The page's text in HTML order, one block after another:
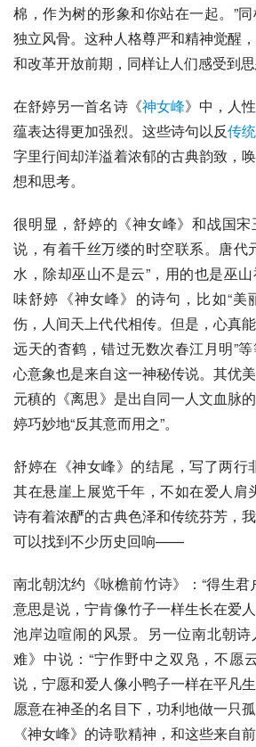
棉 ，作为树的形象和你站在一起。”
独立风骨。这种人格尊严和精神觉醒
和改革开放前期，同样让人们感受到思
在舒婷另一首名诗《神女峰》中，人
蕴表达得更加强烈。这些诗句以反传统
字里行间却洋溢着浓郁的古典韵致，
想和思考。
很明显，舒婷的《神女峰》和战国宋
说，有着千丝万缕的时空联系。 唐代
水，除却巫山不是云”，用的也是巫
味舒婷《神女峰》的诗句，比如“美
伤，人间天上代代相传。但是，心真
远天的杳鹤，错过无数次春江月明”
心意象也是来自这一神秘传说。其优
元稹的《离思》是出自同一人文血脉
婷巧妙地“反其意而用之”。
舒婷在《神女峰》的结尾，写了两行
其在悬崖上展览千年，不如在爱人肩
诗有着浓酽的古典色泽和传统芬芳，
可以找到不少历史回响——
南北朝沈约《咏檐前竹诗》：“得生君
意思是说，宁肯像竹子一样生长在爱
池岸边喧闹的风景。另一位南北朝
难》中说：“宁作野中之双凫，不愿
说，宁愿和爱人像小鸭子一样在平凡
愿意在神圣的名目下，功利地做一只
《神女峰》的诗歌精神，和这些来自